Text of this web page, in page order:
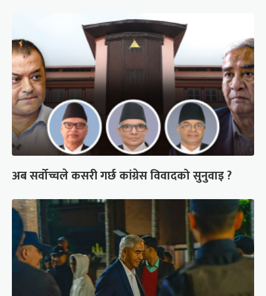
अब सर्वोच्चले कसरी गर्छ कांग्रेस विवादको सुनुवाइ ?